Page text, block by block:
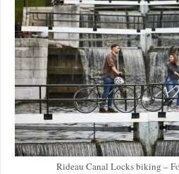
Rideau Canal Locks biking –